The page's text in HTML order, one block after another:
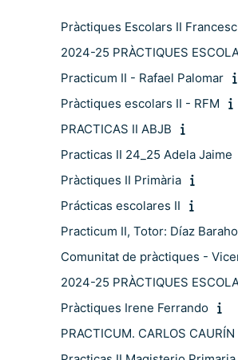
Pràctiques Escolars II
2024-25 PRÀCTIQUES
Practicum II - Rafael Palomar
Pràctiques escolars II - RFM
PRACTICAS II ABJB
Practicas II 24_25 Adela Jaime
Pràctiques II Primària
Prácticas escolares II
Practicum II, Totor: Díaz
Comunitat de pràctiques -
2024-25 PRÀCTIQUES
Pràctiques Irene Ferrando
PRACTICUM. CARLOS CAURÍN